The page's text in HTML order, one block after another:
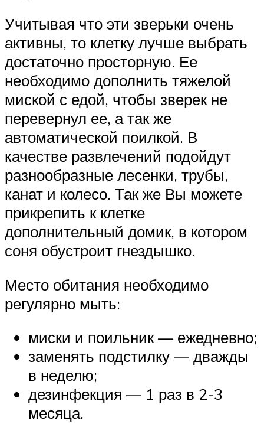
Учитывая что эти зверьки очень
активны, то клетку лучше выбрать
достаточно просторную. Ее
необходимо дополнить тяжелой
миской с едой, чтобы зверек не
перевернул ее, а так же
автоматической поилкой. В
качестве развлечений подойдут
разнообразные лесенки, трубы,
канат и колесо. Так же Вы можете
прикрепить к клетке
дополнительный домик, в котором
соня обустроит гнездышко.
Место обитания необходимо
регулярно мыть:
миски и поильник — ежедневно;
заменять подстилку — дважды
в неделю;
дезинфекция — 1 раз в 2-3
месяца.